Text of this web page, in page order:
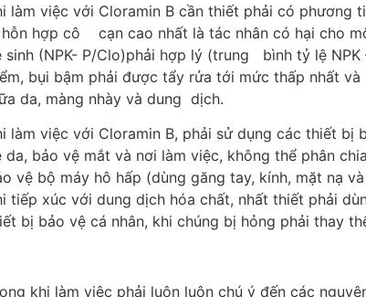
làm việc với Cloramin B cần thiết phải có
hợp cô cạn cao nhất là tác nhân có hại cho
sinh (NPK- P/Clo)phải hợp lý (trung bình tỷ lệ
bụi bậm phải được tẩy rửa tới mức thấp nhất
da, màng nhày và dung dịch.
làm việc với Cloramin B, phải sử dụng các thiết bị
da, bảo vệ mắt và nơi làm việc, không thể phân
vệ bộ máy hô hấp (dùng găng tay, kính, mặt nạ
tiếp xúc với dung dịch hóa chất, nhất thiết phải
bị bảo vệ cá nhân, khi chúng bị hỏng phải thay
khi làm việc phải luôn luôn chú ý đến các